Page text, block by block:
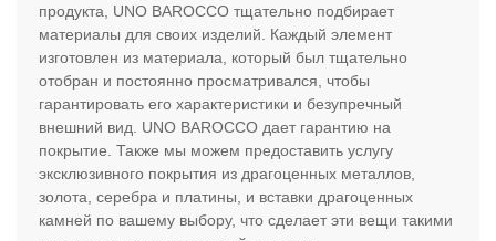
продукта, UNO BAROCCO тщательно подбирает
материалы для своих изделий. Каждый элемент
изготовлен из материала, который был тщательно
отобран и постоянно просматривался, чтобы
гарантировать его характеристики и безупречный
внешний вид. UNO BAROCCO дает гарантию на
покрытие. Также мы можем предоставить услугу
эксклюзивного покрытия из драгоценных металлов,
золота, серебра и платины, и вставки драгоценных
камней по вашему выбору, что сделает эти вещи такими